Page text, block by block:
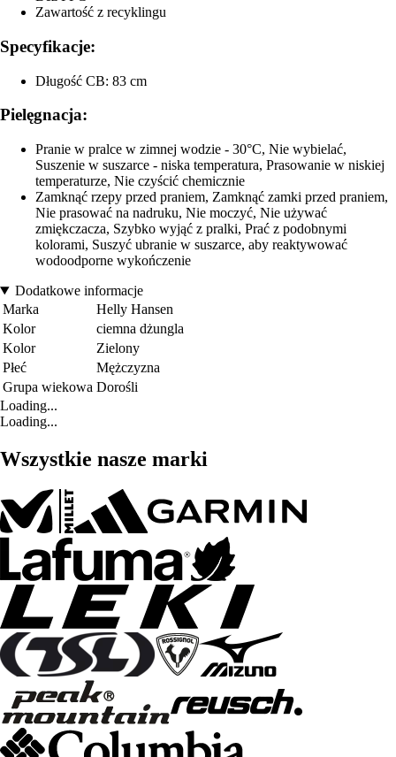
Zawartość z recyklingu
Specyfikacje:
Długość CB: 83 cm
Pielęgnacja:
Pranie w pralce w zimnej wodzie - 30°C, Nie wybielać,
Suszenie w suszarce - niska temperatura, Prasowanie w niskiej
temperaturze, Nie czyścić chemicznie
Zamknąć rzepy przed praniem, Zamknąć zamki przed praniem,
Nie prasować na nadruku, Nie moczyć, Nie używać
zmiękczacza, Szybko wyjąć z pralki, Prać z podobnymi
kolorami, Suszyć ubranie w suszarce, aby reaktywować
wodoodporne wykończenie
Dodatkowe informacje
Marka
Helly Hansen
Kolor
ciemna dżungla
Kolor
Zielony
Płeć
Mężczyzna
Grupa wiekowa Dorośli
Loading...
Loading...
Wszystkie nasze marki